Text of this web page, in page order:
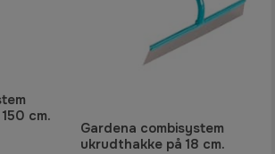
cm.
Gardena combisystem
ukrudthakke på 18 cm.